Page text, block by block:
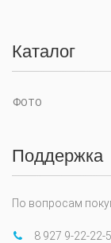
Каталог
ФОТО
Поддержка
По вопросам
8 927 9-22-22-